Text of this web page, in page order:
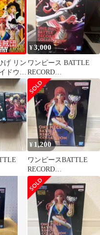
げ リン
ドウ
ー グロ
¥3,000
ワンピース BATTLE
RECORD
COLLECTION
¥ 1,200
ワンピースBATTLE
RECORD
COLLECTION-
GLORIOSA